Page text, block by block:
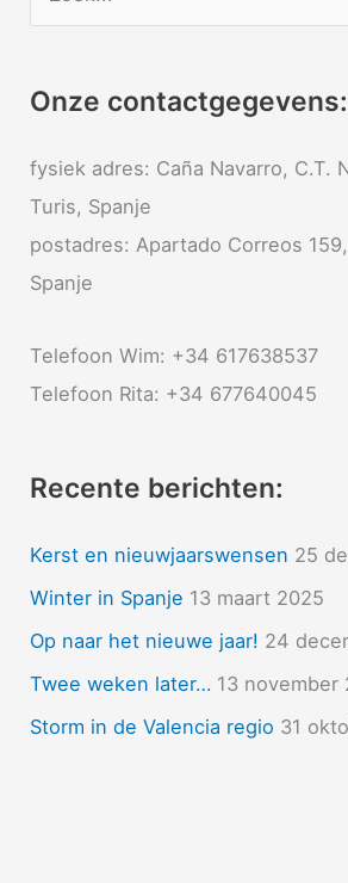
k
Onze contactgegevens:
fysiek adres: Caña Navarro, C.T.
Turis, Spanje
postadres: Apartado Correos
Spanje
Telefoon Wim: +34 617638537
Telefoon Rita: +34 677640045
Recente berichten:
Kerst en nieuwjaarswensen 25
Winter in Spanje 13 maart 2025
Op naar het nieuwe jaar! 24
Twee weken later… 13 november
Storm in de Valencia regio 31